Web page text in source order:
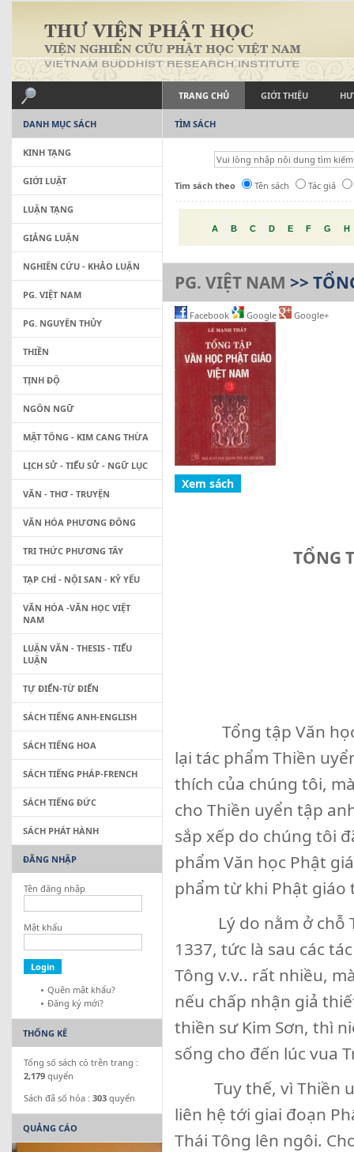
TRANG CHỦ GIỚI THIỆU
TÌM SÁCH
Tìm sách theo Tên sách Tác giả
A B C D E F G H
PG. VIỆT NAM >>
Facebook Google Google+
TỔNG
Tổng tập Văn học
lại tác phẩm Thiền
thích của chúng tôi,
cho Thiền uyển tập
sắp xếp do chúng tôi
phẩm Văn học Phật
phẩm từ khi Phật giáo
Lý do nằm ở chỗ
1337, tức là sau các
Tông v.v.. rất nhiều,
nếu chấp nhận giả
thiền sư Kim Sơn, thì
sống cho đến lúc vua
Tuy thế, vì Thiền
liên hệ tới giai đoạn
Thái Tông lên ngôi.
DANH MỤC SÁCH
KINH TẠNG
GIỚI LUẬT
LUẬN TẠNG
GIẢNG LUẬN
NGHIÊN CỨU - KHẢO LUẬN
PG. VIỆT NAM
PG. NGUYÊN THỦY
THIỀN
TỊNH ĐỘ
NGÔN NGỮ
MẬT TÔNG - KIM CANG THỪA
LỊCH SỬ - TIỂU SỬ - NGỮ LỤC
VĂN - THƠ - TRUYỆN
VĂN HÓA PHƯƠNG ĐÔNG
TRI THỨC PHƯƠNG TÂY
TẠP CHÍ - NỘI SAN - KỶ YẾU
VĂN HÓA -VĂN HỌC VIỆT
NAM
LUẬN VĂN - THESIS - TIỂU
LUẬN
TỰ ĐIỂN-TỪ ĐIỂN
SÁCH TIẾNG ANH-ENGLISH
SÁCH TIẾNG HOA
SÁCH TIẾNG PHÁP-FRENCH
SÁCH TIẾNG ĐỨC
SÁCH PHÁT HÀNH
ĐĂNG NHẬP
Tên đăng nhập
Mật khẩu
Quên mật khẩu?
Đăng ký mới?
THỐNG KÊ
Tổng số sách có trên trang :
2,179 quyển
Sách đã số hóa : 303 quyển
QUẢNG CÁO